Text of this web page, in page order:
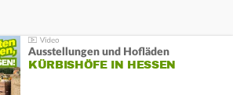
Ausstellungen und Hofläden
KÜRBISHÖFE IN HESSEN